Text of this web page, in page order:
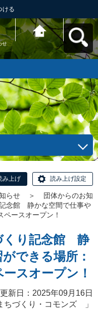
ける
せ
あだち協働パートナ
ーサイトへ戻る
み上げ 読み上げ設定
らせ ＞
団体からのお知
念館 静かな空間で仕事や
ースオープン！
くり記念館 静
できる場所：
スオープン！
新日：2025年09月16日
ちづくり・コモンズ 」